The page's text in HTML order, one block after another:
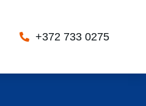
+372 733 0275